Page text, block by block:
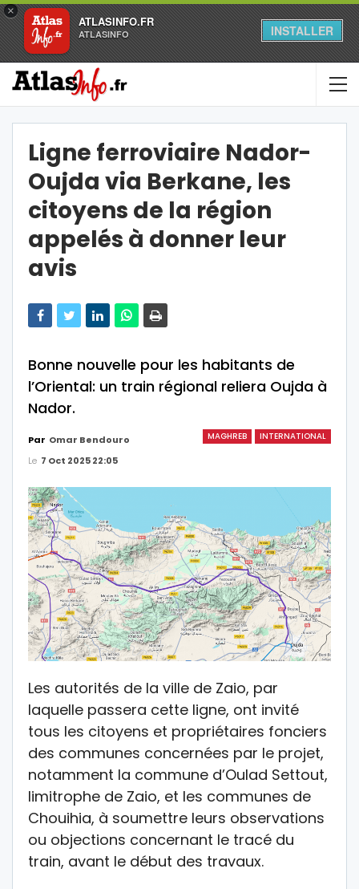
×
ATLASINFO.FR
ATLASINFO INSTALLER
Ligne ferroviaire Nador-
Oujda via Berkane, les
citoyens de la région
appelés à donner leur
avis
Bonne nouvelle pour les habitants de
l’Oriental: un train régional reliera Oujda à
Nador.
MAGHREB INTERNATIONAL
Par Omar Bendouro
Le 7 Oct 2025 22:05
Les autorités de la ville de Zaio, par
laquelle passera cette ligne, ont invité
tous les citoyens et propriétaires fonciers
des communes concernées par le projet,
notamment la commune d’Oulad Settout,
limitrophe de Zaio, et les communes de
Chouihia, à soumettre leurs observations
ou objections concernant le tracé du
train, avant le début des travaux.